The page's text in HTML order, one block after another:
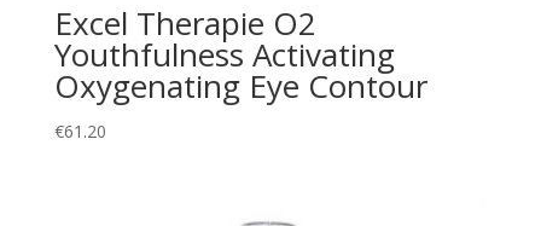
Excel Therapie O2
Youthfulness Activating
Oxygenating Eye Contour
€61.20